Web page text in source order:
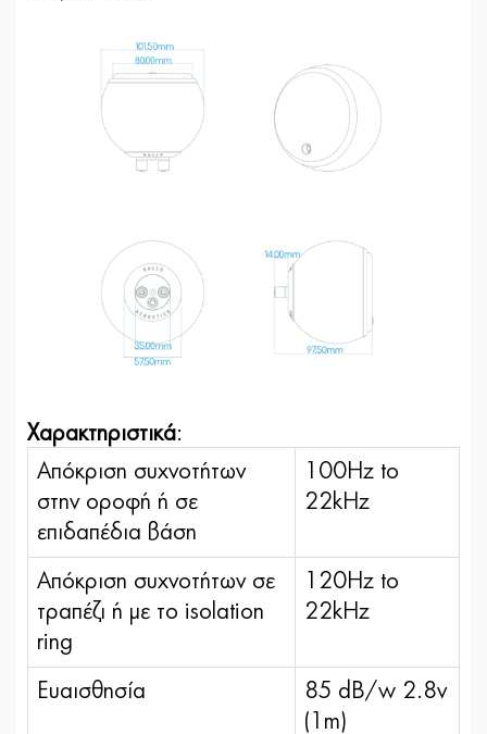
Χαρακτηριστικά:
Απόκριση συχνοτήτων
στην οροφή ή σε
επιδαπέδια βάση
100Hz to
22kHz
Απόκριση συχνοτήτων σε
τραπέζι ή με το isolation
ring
120Hz to
22kHz
Ευαισθησία
85 dB/w 2.8v
(1m)